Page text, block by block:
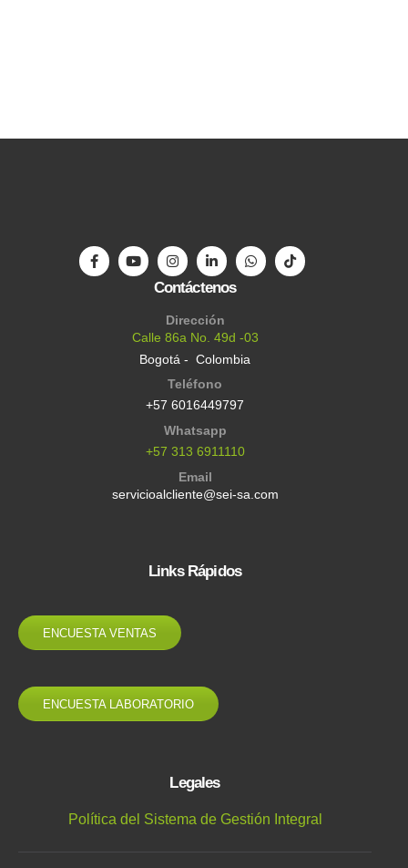
Contáctenos
Dirección
Calle 86a No. 49d -03
Bogotá - Colombia
Teléfono
+57 6016449797
Whatsapp
+57 313 6911110
Email
servicioalcliente@sei-sa.com
Links Rápidos
ENCUESTA VENTAS
ENCUESTA LABORATORIO
Legales
Política del Sistema de Gestión Integral